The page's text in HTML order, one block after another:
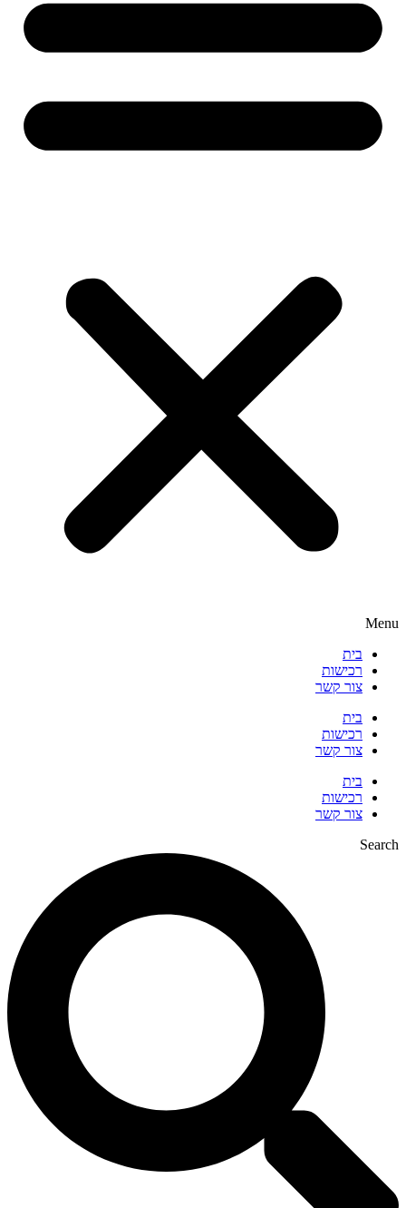
Menu
בית
רכישות
צור קשר
בית
רכישות
צור קשר
בית
רכישות
צור קשר
Search